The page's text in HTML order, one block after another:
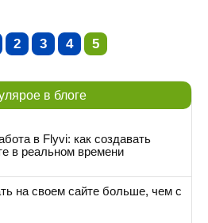
2 3 4 5
в блоге
в Flyvi: как создавать
в реальном времени
на своем сайте больше, чем с